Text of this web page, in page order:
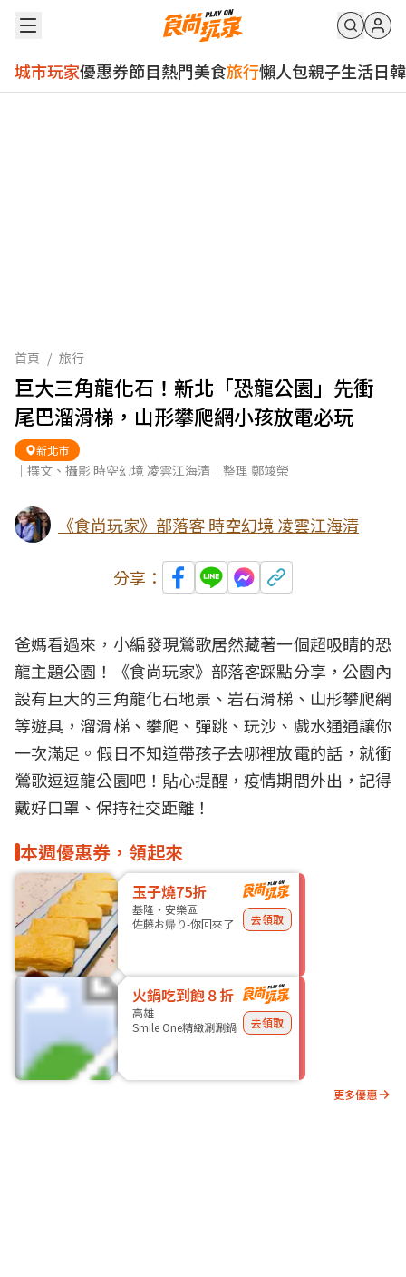
城市玩家優惠券節目熱門美食旅行懶人包親子生活日韓
首頁 / 旅行
巨大三角龍化石！新北「恐龍公園」先衝
尾巴溜滑梯，山形攀爬網小孩放電必玩
新北市
｜撰文、攝影 時空幻境 凌雲江海清｜整理 鄭竣榮
《食尚玩家》部落客 時空幻境 凌雲江海清
分享：
爸媽看過來，小編發現鶯歌居然藏著一個超吸睛的恐
龍主題公園 ！《食尚玩家》部落客踩點分享，公園內
設有巨大的三角龍化石地景、岩石滑梯 、山形攀爬網
等遊具，溜滑梯、攀爬、彈跳、玩沙、戲水通通讓你
一次滿足。假日不知道帶孩子去哪裡放電的話，就衝
鶯歌逗逗龍公園吧！貼心提醒，疫情期間外出，記得
戴好口罩、保持社交距離！
本週優惠券，領起來
玉子燒75折
基隆・安樂區
佐藤お帰り-你回來了
去領取
火鍋吃到飽８折
高雄
Smile One精緻涮涮鍋
去領取
更多優惠